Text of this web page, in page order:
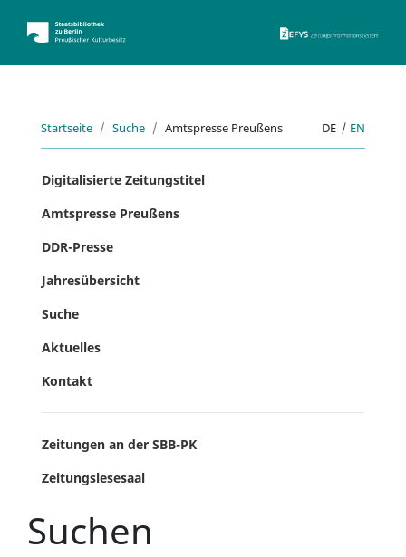
Startseite Suche Amtspresse Preußens DE | EN
Digitalisierte Zeitungstitel
Amtspresse Preußens
DDR-Presse
Jahresübersicht
Suche
Aktuelles
Kontakt
Zeitungen an der SBB-PK
Zeitungslesesaal
Suchen